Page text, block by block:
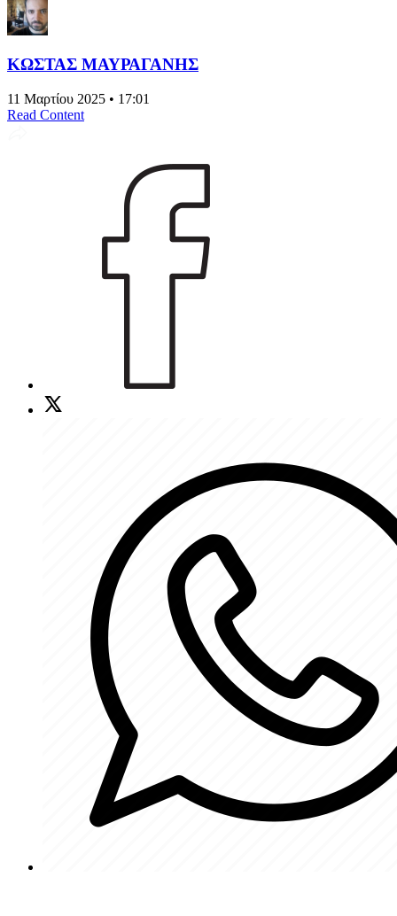
ΚΩΣΤΑΣ ΜΑΥΡΑΓΑΝΗΣ
11 Μαρτίου 2025 • 17:01
Read Content